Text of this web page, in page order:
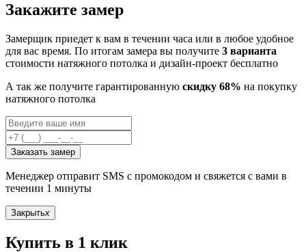
Закажите замер
Замерщик приедет к вам в течении часа или в любое удобное
для вас время. По итогам замера вы получите 3 варианта
стоимости натяжного потолка и дизайн-проект бесплатно
А так же получите гарантированную скидку 68% на покупку
натяжного потолка
Заказать замер
Менеджер отправит SMS с промокодом и свяжется с вами в
течении 1 минуты
Закрытьx
Купить в 1 клик